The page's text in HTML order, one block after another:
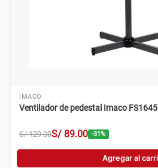
IMACO
Ventilador de pedestal Imaco
S/ 129.00S/ 89.00 -31%
Agregar al